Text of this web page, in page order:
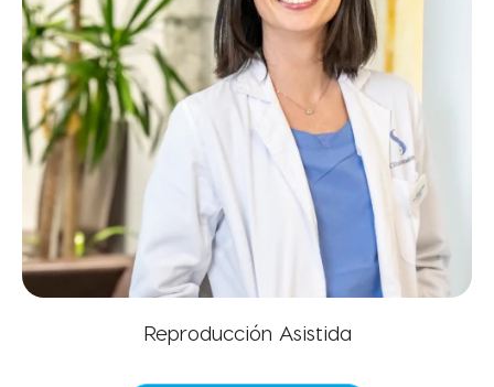
Reproducción Asistida